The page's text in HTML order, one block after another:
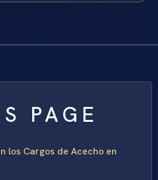
PAGE
los Cargos de Acecho en